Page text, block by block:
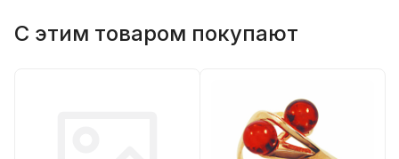
С этим товаром покупают